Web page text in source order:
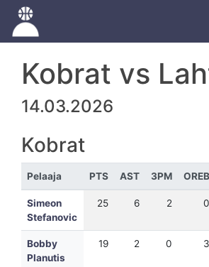
Kobrat vs
14.03.2026
Kobrat
Pelaaja PTS AST 3PM OREB
Simeon
Stefanovic
25 6 2 0
Bobby
Planutis
19 2 0 3